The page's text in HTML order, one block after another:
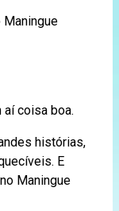
aí coisa boa.
histórias,
E
Maningue